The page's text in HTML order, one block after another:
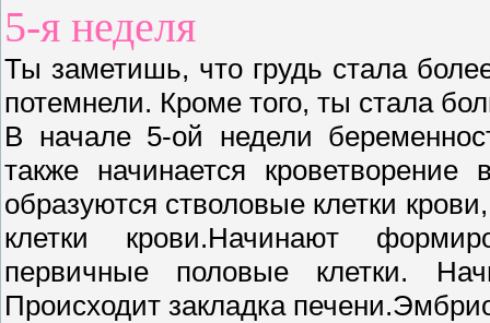
5-я неделя
Ты заметишь, что грудь стала
потемнели. Кроме того, ты стала
В начале 5-ой недели
также начинается
образуются стволовые клетки
клетки крови.Начинают
первичные половые клетки.
Происходит закладка